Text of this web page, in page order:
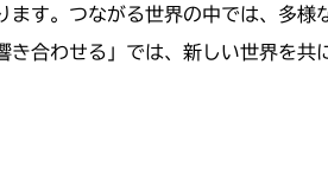
す。つながる世界の中では、多様
合わせる」では、新しい世界を共